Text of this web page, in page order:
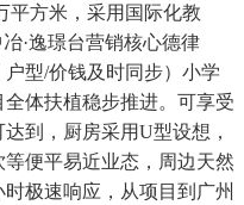
平方米，采用国际化教
·逸璟台营销核心德律
型/价钱及时同步）小学
体扶植稳步推进。可享受
到，厨房采用U型设想，
便平易近业态，周边天然
极速响应，从项目到广州